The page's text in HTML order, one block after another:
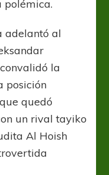
polémica.
adelantó al
la
posición
quedó
un rival tayiko
Al Hoish